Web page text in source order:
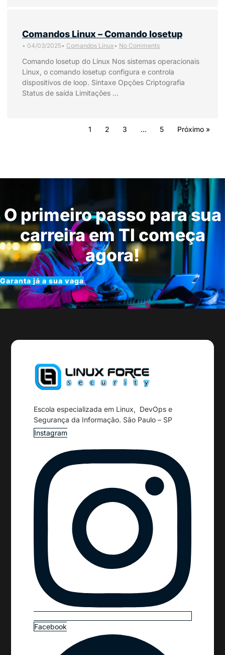
Comandos Linux – Comando losetup
• 04/03/2025• Comandos Linux• No Comments
Comando losetup do Linux Nos sistemas operacionais
Linux, o comando losetup configura e controla
dispositivos de loop. Sintaxe Opções Criptografia
Status de saída Limitações …
1 2 3 … 5 Próximo »
O primeiro passo para sua
carreira em TI começa
agora!
Garanta já a sua vaga
Escola especializada em Linux, DevOps e
Segurança da Informação. São Paulo – SP
Instagram
Facebook